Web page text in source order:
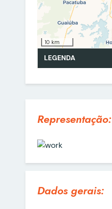
Representação:
Dados gerais: